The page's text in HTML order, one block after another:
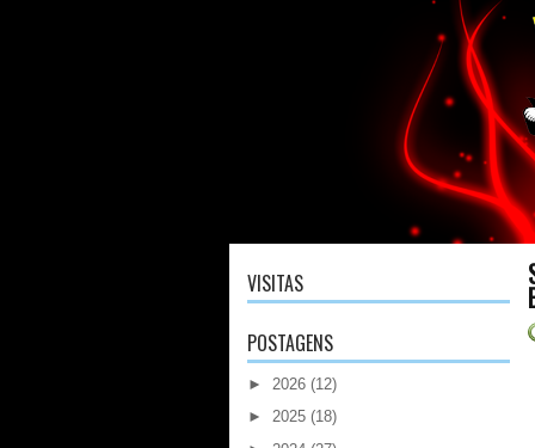
VISITAS
POSTAGENS
► 2026 (12)
► 2025 (18)